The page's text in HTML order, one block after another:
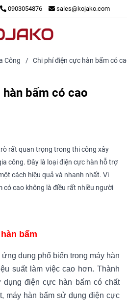
0903054876 sales@kojako.com
Công / Chi phí điện cực hàn bấm có
bấm có cao
rất quan trọng trong thi công xây
công. Đây là loại điện cực hàn hỗ trợ
cách hiệu quả và nhanh nhất. Vì
có cao không là điều rất nhiều người
bấm
dụng phổ biến trong máy hàn
suất làm việc cao hơn. Thành
dụng điện cực hàn bấm có chất
máy hàn bấm sử dụng điện cực